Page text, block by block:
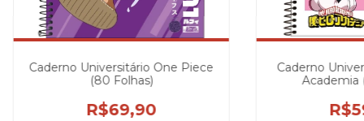
Caderno Universitário One Piece
(80 Folhas)
R$69,90
Caderno
Academia